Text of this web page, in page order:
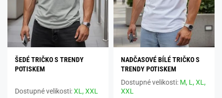
ŠEDÉ TRIČKO S TRENDY
POTISKEM
Dostupné velikosti:XL,XXL
NADČASOVÉ BÍLÉ TRIČKO S
TRENDY POTISKEM
Dostupné velikosti: M, L,XL,
XXL